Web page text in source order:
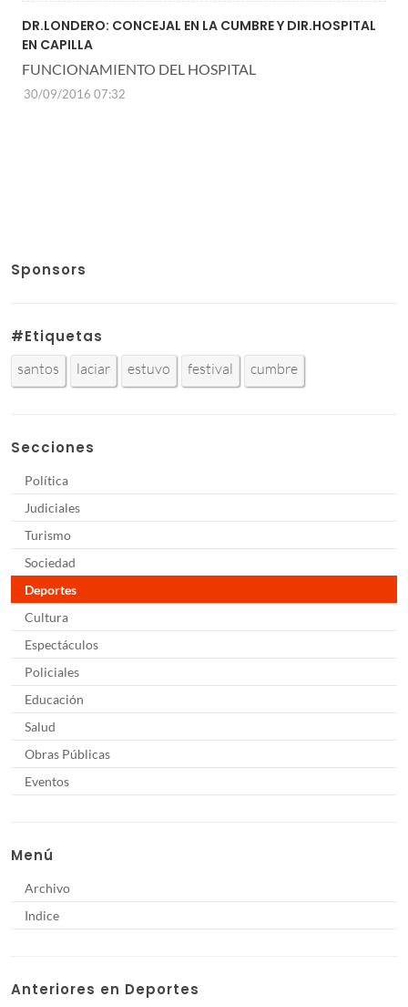
DR.LONDERO: CONCEJAL EN LA CUMBRE Y DIR.HOSPITAL
EN CAPILLA
FUNCIONAMIENTO DEL HOSPITAL
30/09/2016 07:32
Sponsors
#Etiquetas
santos laciar estuvo festival cumbre
Secciones
Política
Judiciales
Turismo
Sociedad
Deportes
Cultura
Espectáculos
Policiales
Educación
Salud
Obras Públicas
Eventos
Menú
Archivo
Indice
Anteriores en Deportes